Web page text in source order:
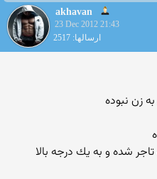
akhavan
23 Dec 2012 21:43
ارسالها: 2517
زن نبوده
شده و به يك درجه بالا